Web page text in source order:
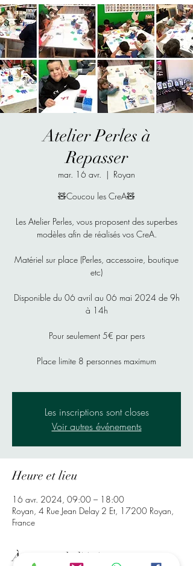
Atelier Perles à
Repasser
mar. 16 avr.
  |
Royan
🧸Coucou les CreA🧸
Les Atelier Perles, vous proposent des superbes
modèles afin de réalisés vos CreA.
Matériel sur place (Perles, accessoire, boutique
etc)
Disponible du 06 avril au 06 mai 2024 de 9h
à 14h
Pour seulement 5€ par pers
Place limite 8 personnes maximum
Les inscriptions sont closes
Voir autres événements
Heure et lieu
16 avr. 2024, 09:00 – 18:00
Royan, 4 Rue Jean Delay 2 Et, 17200 Royan,
France
À propos de l'événement